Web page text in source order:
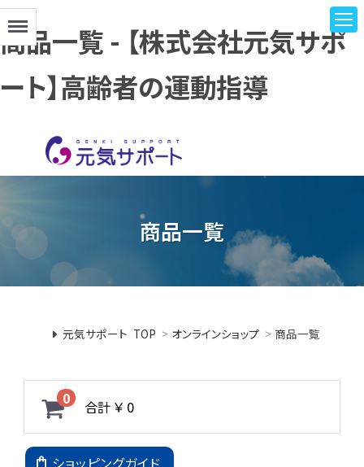
商品一覧 - 【株式会社元気サポ
ート】高齢者の運動指導
商品一覧
元気サポート TOP > オンラインショップ > 商品一覧
0 合計 ￥ 0
Menu
ショッピングガイド